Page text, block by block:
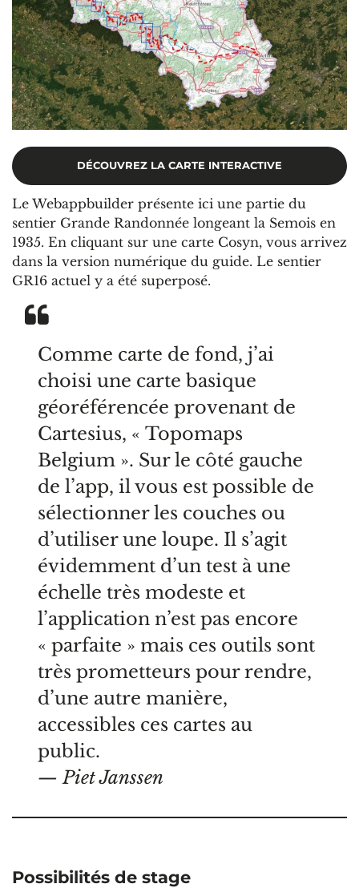
DÉCOUVREZ LA CARTE INTERACTIVE
Le Webappbuilder présente ici une partie du
sentier Grande Randonnée longeant la Semois en
1935. En cliquant sur une carte Cosyn, vous arrivez
dans la version numérique du guide. Le sentier
GR16 actuel y a été superposé.
Comme carte de fond, j’ai
choisi une carte basique
géoréférencée provenant de
Cartesius, « Topomaps
Belgium ». Sur le côté gauche
de l’app, il vous est possible de
sélectionner les couches ou
d’utiliser une loupe. Il s’agit
évidemment d’un test à une
échelle très modeste et
l’application n’est pas encore
« parfaite » mais ces outils sont
très prometteurs pour rendre,
d’une autre manière,
accessibles ces cartes au
public.
— Piet Janssen
Possibilités de stage